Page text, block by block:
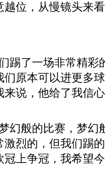
位，从慢镜头来
了一场非常精彩
原本可以进更多
来说，他给了我信
般的比赛，梦幻
烈的，但我们踢
上争冠，我希望